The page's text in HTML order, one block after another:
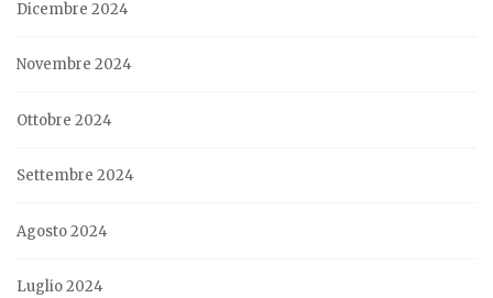
Dicembre 2024
Novembre 2024
Ottobre 2024
Settembre 2024
Agosto 2024
Luglio 2024